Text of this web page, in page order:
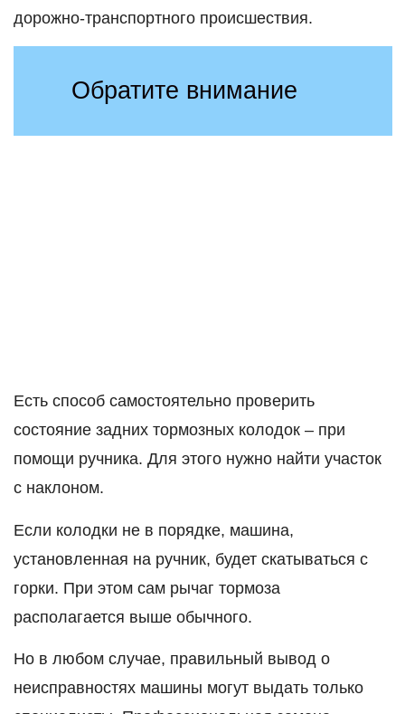
дорожно-транспортного происшествия.
Обратите внимание
Есть способ самостоятельно проверить
состояние задних тормозных колодок – при
помощи ручника. Для этого нужно найти участок
с наклоном.
Если колодки не в порядке, машина,
установленная на ручник, будет скатываться с
горки. При этом сам рычаг тормоза
располагается выше обычного.
Но в любом случае, правильный вывод о
неисправностях машины могут выдать только